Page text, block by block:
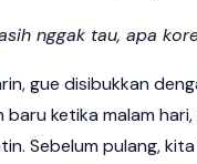
nggak tau, apa
gue disibukkan
baru ketika malam
Sebelum pulang,